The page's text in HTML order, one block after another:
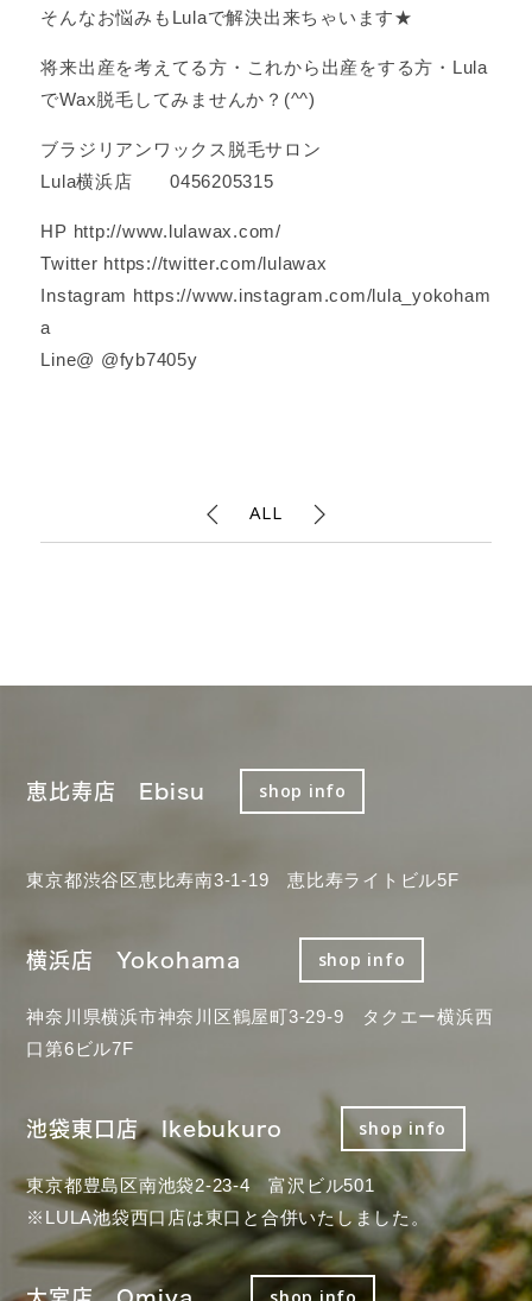
そんなお悩みもLulaで解決出来ちゃいます★
将来出産を考えてる方・これから出産をする方・Lula
でWax脱毛してみませんか？(^^)
ブラジリアンワックス脱毛サロン
Lula横浜店 0456205315
HP http://www.lulawax.com/
Twitter https://twitter.com/lulawax
Instagram https://www.instagram.com/lula_yokoham
a
Line@ @fyb7405y
ALL
恵比寿店 Ebisu shop info
東京都渋谷区恵比寿南3-1-19 恵比寿ライトビル5F
横浜店 Yokohama shop info
神奈川県横浜市神奈川区鶴屋町3-29-9 タクエー横浜西
口第6ビル7F
池袋東口店 Ikebukuro shop info
東京都豊島区南池袋2-23-4 富沢ビル501
※LULA池袋西口店は東口と合併いたしました。